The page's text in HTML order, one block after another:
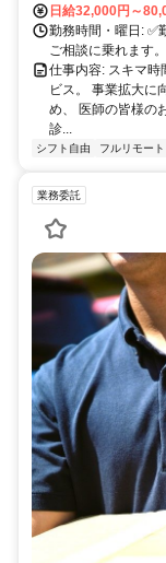
日給32,000円～
勤務時間・曜日:
ご相談に乗れます。
仕事内容: スキマ時
ビス。 事業拡大に
め、 医師の皆様の
診...
シフト自由 フルリモート
業務委託